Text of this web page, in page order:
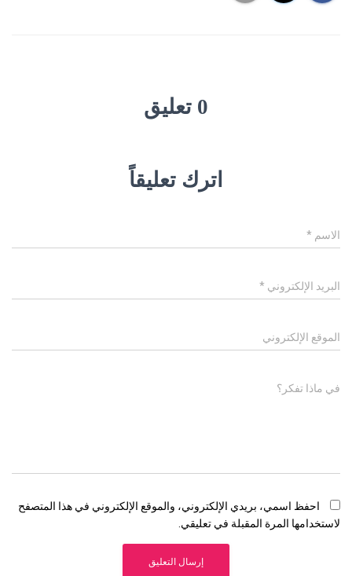
0 تعليق
اترك تعليقاً
الاسم *
البريد الإلكتروني *
الموقع الإلكتروني
في ماذا تفكر؟
احفظ اسمي، بريدي الإلكتروني، والموقع الإلكتروني في هذا المتصفح
لاستخدامها المرة المقبلة في تعليقي.